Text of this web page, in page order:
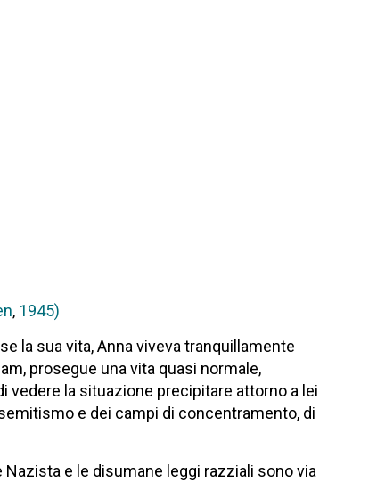
, 1945)
la sua vita, Anna viveva tranquillamente
prosegue una vita quasi normale,
vedere la situazione precipitare attorno a lei
e dei campi di concentramento, di
e le disumane leggi razziali sono via